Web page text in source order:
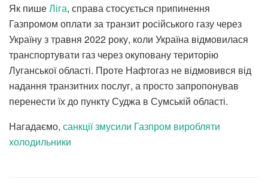
Як пишеЛіга, справа стосується припинення
Газпромом оплати за транзит російського газу через
Україну з травня 2022 року, коли Україна відмовилася
транспортувати газ через окуповану територію
Луганської області. Проте Нафтогаз не відмовився від
надання транзитних послуг, а просто запропонував
перенести їх до пункту Суджа в Сумській області.
Нагадаємо, санкції змусили Газпром виробляти
холодильники